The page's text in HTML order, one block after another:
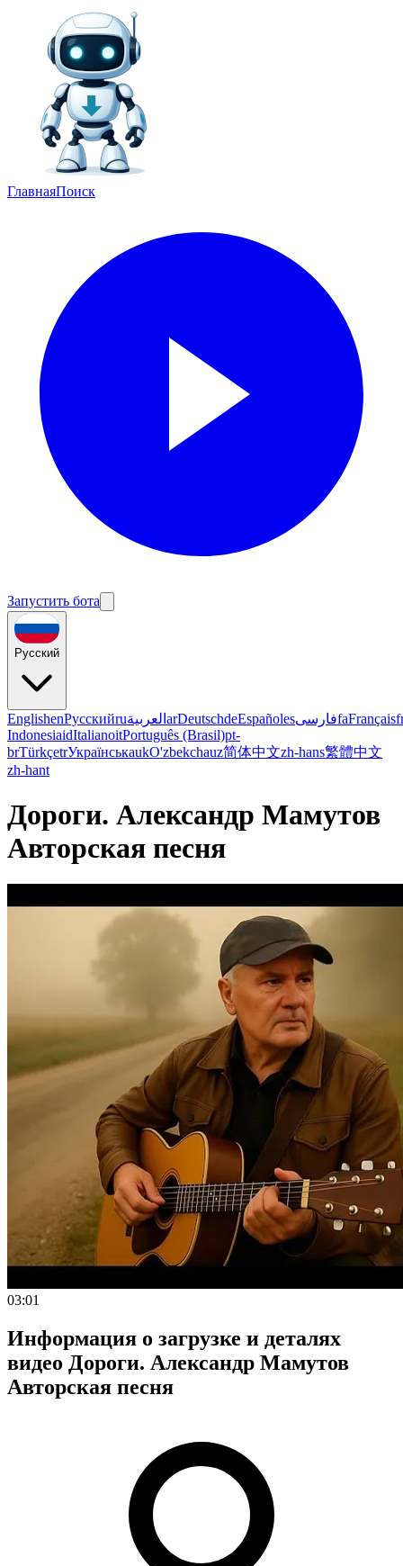
ГлавнаяПоиск
Запустить бота
Русский
EnglishenРусскийruالعربية arDeutschdeEspañolesفارسیfaFrançais
IndonesiaidItalianoitPortuguês (Brasil)pt-
brTürkçetrУкраїнськаukO'zbekchauz简体中文zh-hans繁體中文
zh-hant
Дороги. Александр Мамутов
Авторская песня
03:01
Информация о загрузке и деталях
видео Дороги. Александр Мамутов
Авторская песня